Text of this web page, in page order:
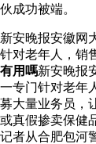
伙成功被端。
新安晚报安徽网
针对老年人，销
有用嗎新安晚报
一专门针对老年
募大量业务员，
或真假掺卖保健
记者从合肥包河